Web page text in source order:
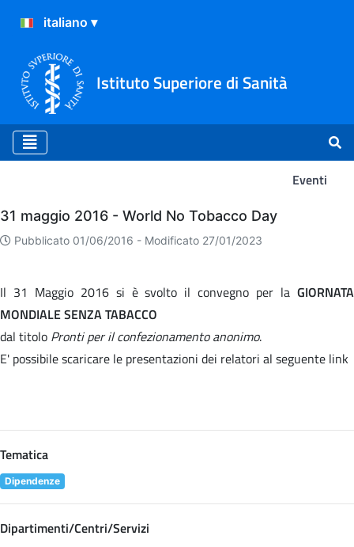
Istituto Superiore di Sanità
Eventi
Eventi
31 maggio 2016 - World No Tobacco Day
Pubblicato 01/06/2016 - Modificato 27/01/2023
Il 31 Maggio 2016 si è svolto il convegno per la GIORNATA
MONDIALE SENZA TABACCO
dal titolo Pronti per il confezionamento anonimo.
E' possibile scaricare le presentazioni dei relatori al seguente link
Tematica
Dipendenze
Dipartimenti/Centri/Servizi